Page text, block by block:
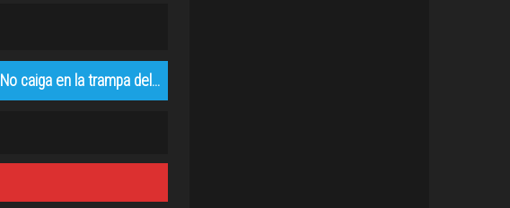
No caiga en la trampa del…